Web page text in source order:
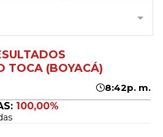
TOCA (BOYACÁ)
8:42p. m.
100,00%